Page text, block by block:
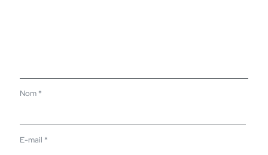
Nom *
E-mail *